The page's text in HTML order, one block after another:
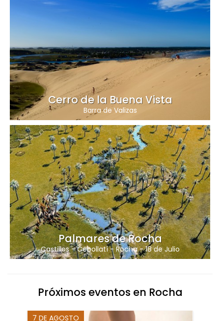
Cerro de la Buena Vista
Barra de Valizas
Palmares de Rocha
Castillos-Cebollatí-Rocha-18 de Julio
Próximos eventos en Rocha
7 DE AGOSTO